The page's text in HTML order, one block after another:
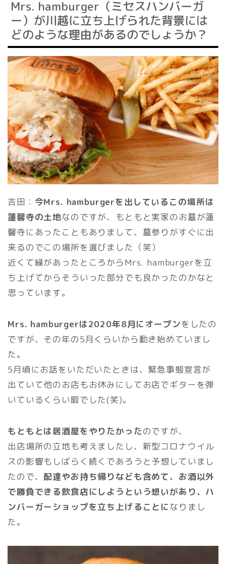
Mrs. hamburger（ミセスハンバーガ
ー）が川越に立ち上げられた背景には
どのような理由があるのでしょうか？
吉田： 今Mrs. hamburgerを出しているこの場所は
蓮馨寺の土地なのですが、もともと実家のお墓が蓮
馨寺にあったこともありまして、墓参りがすぐに出
来るのでこの場所を選びました（笑）
近くて縁があったところからMrs. hamburgerを立
ち上げてからそういった部分でも良かったのかなと
思っています。
Mrs. hamburgerは2020年8月にオープンをしたの
ですが、その年の5月くらいから動き始めていまし
た。
5月頃にお話をいただいたときは、緊急事態宣言が
出ていて他のお店もお休みにしてお店でギターを弾
いているくらい暇でした(笑)。
もともとは居酒屋をやりたかったのですが、
出店場所の立地も考えましたし、新型コロナウイル
スの影響もしばらく続くであろうと予想していまし
たので、 配達やお持ち帰りなども含めて、お酒以外
で勝負できる飲食店にしようという想いがあり、ハ
ンバーガーショップを立ち上げることになりまし
た。